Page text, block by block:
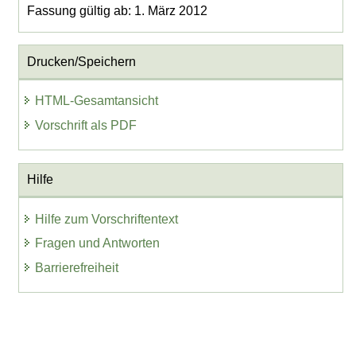
Fassung gültig ab: 1. März 2012
Drucken/Speichern
HTML-Gesamtansicht
Vorschrift als PDF
Hilfe
Hilfe zum Vorschriftentext
Fragen und Antworten
Barrierefreiheit